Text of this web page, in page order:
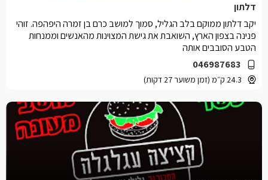
דלתון
046987683
24.3 ק״מ (זמן משוער 27 דקות)
יקב דלתון ממוקם בלב הגליל, סמוך למושב כרם בן זמרה היפהפה. זוהי
פנינה בצפון הארץ, השואבת את גישת המצוינות מהאנשים וממנחות
הטבע הסובבים אותה